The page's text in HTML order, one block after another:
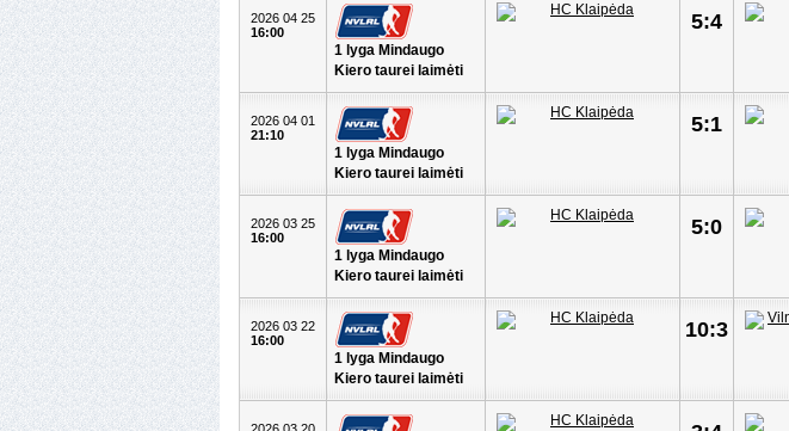
2026 04 25
16:00
1 lyga Mindaugo
Kiero taurei laimėti
5:4
2026 04 01
21:10
1 lyga Mindaugo
Kiero taurei laimėti
5:1
2026 03 25
16:00
1 lyga Mindaugo
Kiero taurei laimėti
5:0
2026 03 22
16:00
1 lyga Mindaugo
Kiero taurei laimėti
10:3